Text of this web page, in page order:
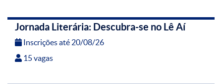
Jornada Literária: Descubra-se no Lê Aí
Inscrições até 20/08/26
15 vagas